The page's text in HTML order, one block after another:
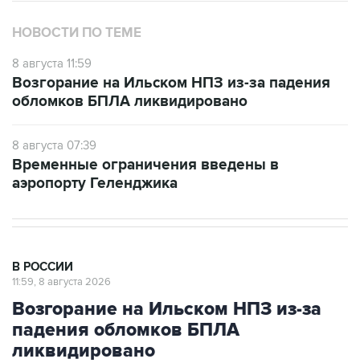
НОВОСТИ ПО ТЕМЕ
8 августа 11:59
Возгорание на Ильском НПЗ из-за падения
обломков БПЛА ликвидировано
8 августа 07:39
Временные ограничения введены в
аэропорту Геленджика
В РОССИИ
11:59, 8 августа 2026
Возгорание на Ильском НПЗ из-за
падения обломков БПЛА
ликвидировано